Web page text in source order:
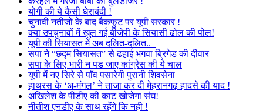
योगी की ये कैसी घेराबंदी !
चुनावी नतीजों के बाद बैकफुट पर यूपी सरकार !
क्या उपचुनावों में खुल गई बीजेपी के सियासी ढोल की पोल!
यूपी की सियासत में अब दलित-दलित..
सपा ने “छद्म सियासत” से ढहाई भगवा ब्रिगेड की दीवार
सपा के लिए भारी न पड जाए कांग्रेस की ये चाल
यूपी में नए सिरे से पाँव पसारेगी पुरानी शिवसेना
हाथरस के ‘अ-मंगल’ ने ताजा कर दी मेहरानगढ़ हादसे की याद !
अखिलेश के पीडीए की काट खोजेगा संघ!
नीतीश एनडीए के साथ रहेंगे कि नही !